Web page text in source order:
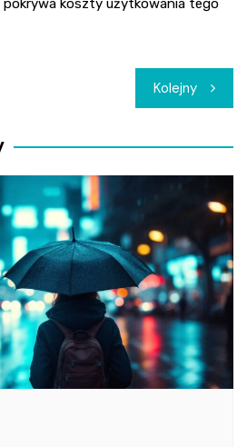
koszty użytkowania tego
Kolejny